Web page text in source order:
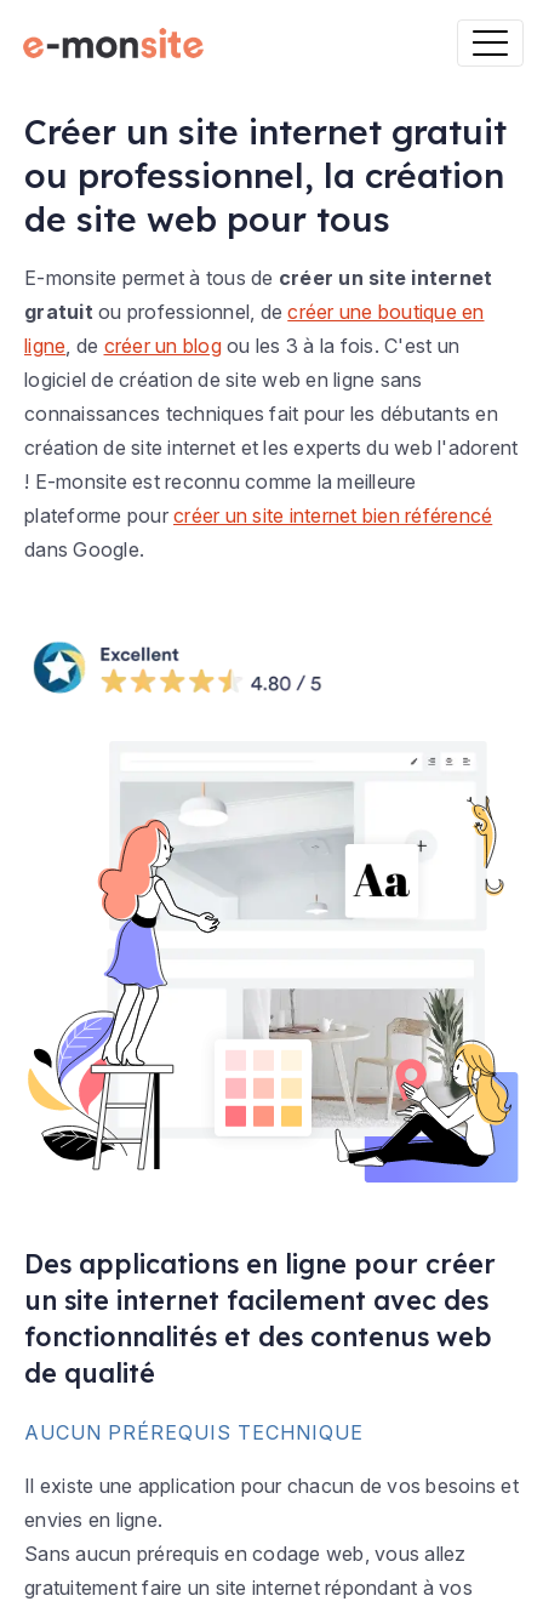
Créer un site internet gratuit
ou professionnel, la création
de site web pour tous
E-monsite permet à tous de créer un site internet
gratuit ou professionnel, decréer une boutique en
ligne , de créer un blogou les 3 à la fois. C'est un
logiciel de création de site web en ligne sans
connaissances techniques fait pour les débutants en
création de site internet et les experts du web l'adorent
! E-monsite est reconnu comme la meilleure
plateforme pour créer un site internet bien référencé
dans Google.
Des applications en ligne pour créer
un site internet facilement avec des
fonctionnalités et des contenus web
de qualité
AUCUN PRÉREQUIS TECHNIQUE
Il existe une application pour chacun de vos besoins et
envies en ligne.
Sans aucun prérequis en codage web, vous allez
gratuitement faire un site internet répondant à vos